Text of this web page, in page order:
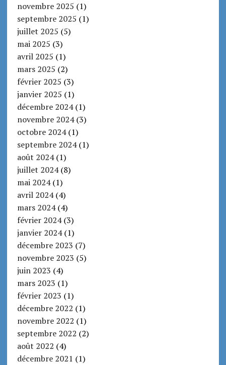
novembre 2025 (1)
septembre 2025 (1)
juillet 2025 (5)
mai 2025 (3)
avril 2025 (1)
mars 2025 (2)
février 2025 (3)
janvier 2025 (1)
décembre 2024(1)
novembre 2024(3)
octobre 2024(1)
septembre 2024(1)
août 2024(1)
juillet 2024(8)
mai 2024(1)
avril 2024(4)
mars 2024(4)
février 2024(3)
janvier 2024(1)
décembre 2023 (7)
novembre 2023 (5)
juin 2023 (4)
mars 2023 (1)
février 2023 (1)
décembre 2022 (1)
novembre 2022 (1)
septembre 2022 (2)
août 2022 (4)
décembre 2021 (1)